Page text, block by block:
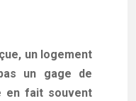
un logement
un gage de
en fait souvent